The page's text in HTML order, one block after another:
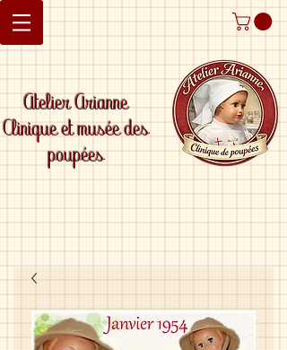
Atelier Arianne
Clinique et musée des
poupées